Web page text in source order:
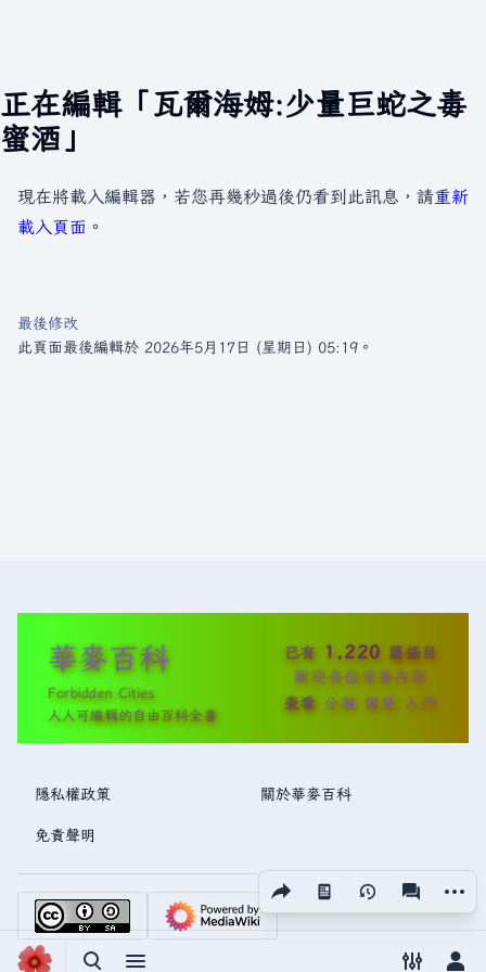
正在編輯「瓦爾海姆:少量巨蛇之毒
蜜酒」
分享此頁面
視圖 更多
現在將載入編輯器，若您再幾秒過後仍看到此訊息，請重新
載入頁面 。
最後修改
此頁面最後編輯於 2026年5月17日 (星期日) 05:19。
華麥百科
Forbidden Cities
人人可編輯的自由百科全書
已有 1,220 篇條目
歡迎各位完善內容
查看 分類 變更 入門
隱私權政策 關於華麥百科
免責聲明